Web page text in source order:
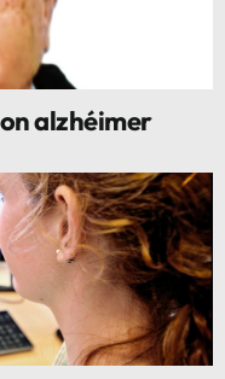
alzhéimer